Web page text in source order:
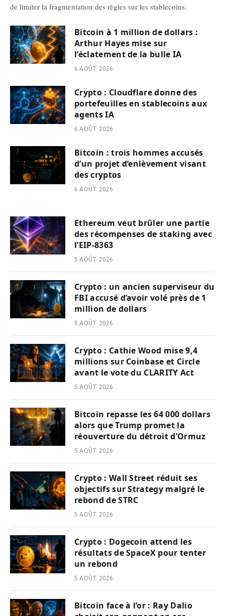
de limiter la fragmentation des règles sur les stablecoins.
Bitcoin à 1 million de dollars :
Arthur Hayes mise sur
l’éclatement de la bulle IA
6 AOÛT 2026
Crypto : Cloudflare donne des
portefeuilles en stablecoins aux
agents IA
6 AOÛT 2026
Bitcoin : trois hommes accusés
d’un projet d’enlèvement visant
des cryptos
6 AOÛT 2026
Ethereum veut brûler une partie
des récompenses de staking avec
l’EIP-8363
5 AOÛT 2026
Crypto : un ancien superviseur du
FBI accusé d’avoir volé près de 1
million de dollars
5 AOÛT 2026
Crypto : Cathie Wood mise 9,4
millions sur Coinbase et Circle
avant le vote du CLARITY Act
5 AOÛT 2026
Bitcoin repasse les 64 000 dollars
alors que Trump promet la
réouverture du détroit d’Ormuz
5 AOÛT 2026
Crypto : Wall Street réduit ses
objectifs sur Strategy malgré le
rebond de STRC
5 AOÛT 2026
Crypto : Dogecoin attend les
résultats de SpaceX pour tenter
un rebond
5 AOÛT 2026
Bitcoin face à l’or : Ray Dalio